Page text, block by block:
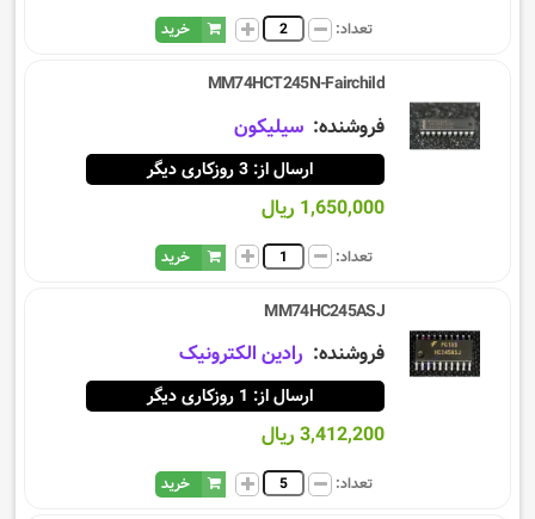
تعداد: خرید
MM74HCT245N-Fairchild
فروشنده: سيليكون
ارسال از: 3 روزکاری دیگر
1,650,000 ریال
تعداد: خرید
MM74HC245ASJ
فروشنده: رادین الکترونیک
ارسال از: 1 روزکاری دیگر
3,412,200 ریال
تعداد: خرید